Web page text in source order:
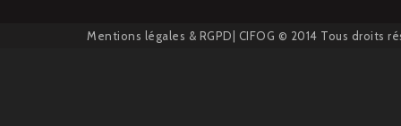
Mentions légales & RGPD | CIFOG © 2014 Tous droits